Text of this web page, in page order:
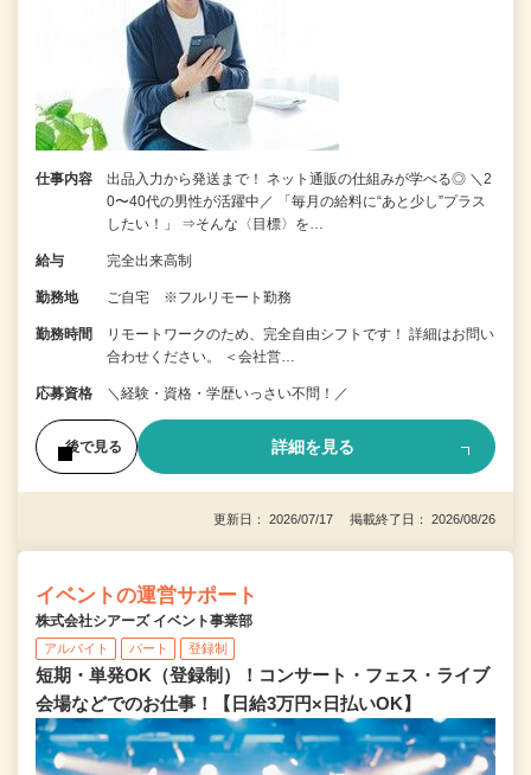
仕事内容
出品入力から発送まで！ ネット通販の仕組みが学べる◎ ＼2
0〜40代の男性が活躍中／ 「毎月の給料に“あと少し”プラス
したい！」 ⇒そんな〈目標〉を…
給与 完全出来高制
勤務地 ご自宅 ※フルリモート勤務
勤務時間
リモートワークのため、完全自由シフトです！ 詳細はお問い
合わせください。 ＜会社営…
応募資格 ＼経験・資格・学歴いっさい不問！／
後で見る 詳細を見る
更新日： 2026/07/17 掲載終了日： 2026/08/26
イベントの運営サポート
株式会社シアーズ イベント事業部
アルバイト パート 登録制
短期・単発OK（登録制）！コンサート・フェス・ライブ
会場などでのお仕事！【日給3万円×日払いOK】